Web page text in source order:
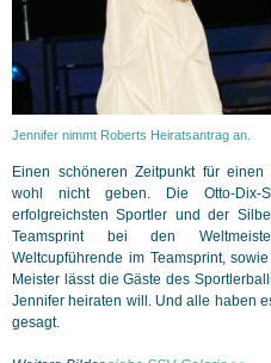
Jennifer nimmt Roberts Heiratsantrag an.
Einen schöneren Zeitpunkt für
wohl nicht geben. Die Otto-Dix-
erfolgreichsten Sportler und der
Teamsprint bei den
Weltcupführende im Teamsprint,
Meister lässt die Gäste des
Jennifer heiraten will. Und alle haben
gesagt.